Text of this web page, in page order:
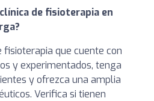
de fisioterapia en
fisioterapia que cuente con
y experimentados, tenga
y ofrezca una amplia
Verifica si tienen